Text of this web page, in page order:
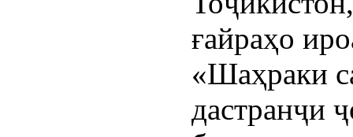
ғайраҳо
«Шаҳраки
дастранҷи